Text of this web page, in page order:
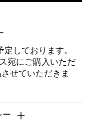
しております。
宛にご購入いただ
せていただきま
ー